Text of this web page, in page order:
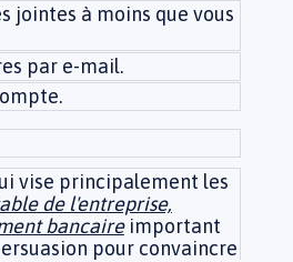
jointes à moins que vous
par e-mail.
vise principalement les
de l'entreprise,
bancaireimportant
pour convaincre